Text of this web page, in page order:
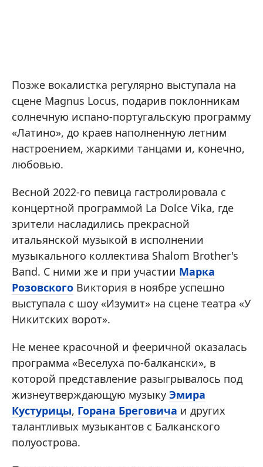
Позже вокалистка регулярно выступала на
сцене Magnus Locus, подарив поклонникам
солнечную испано-португальскую программу
«Латино», до краев наполненную летним
настроением, жаркими танцами и, конечно,
любовью.
Весной 2022-го певица гастролировала с
концертной программой La Dolce Vika, где
зрители насладились прекрасной
итальянской музыкой в исполнении
музыкального коллектива Shalom Brother's
Band. С ними же и при участии Марка
Розовского Виктория в ноябре успешно
выступала с шоу «Изумит» на сцене театра «У
Никитских ворот».
Не менее красочной и фееричной оказалась
программа «Веселуха по-балкански», в
которой представление разыгрывалось под
жизнеутверждающую музыку Эмира
Кустурицы, Горана Бреговича и других
талантливых музыкантов с Балканского
полуострова.